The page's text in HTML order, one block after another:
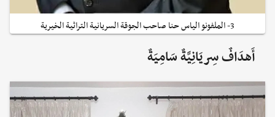
3- الملفونو الياس حنا صاحب الجوقة السريانية التراثية الخيرية
أَهدَافٌ سِريَانِيَّةٌ سَامِيَةٌ